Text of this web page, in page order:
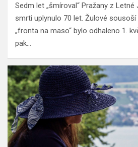
Sedm let „šmíroval“ Pražany z
smrti uplynulo 70 let. Žulové
„fronta na maso“ bylo odhaleno 1.
pak…